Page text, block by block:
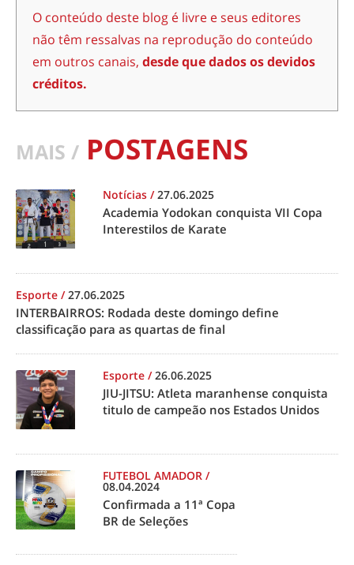
O conteúdo deste blog é livre e seus editores
não têm ressalvas na reprodução do conteúdo
em outros canais, desde que dados os devidos
créditos.
MAIS / POSTAGENS
Notícias /27.06.2025
Academia Yodokan conquista VII Copa
Interestilos de Karate
Esporte /27.06.2025
INTERBAIRROS: Rodada deste domingo define
classificação para as quartas de final
Esporte /26.06.2025
JIU-JITSU: Atleta maranhense conquista
titulo de campeão nos Estados Unidos
FUTEBOL AMADOR /
08.04.2024
Confirmada a 11ª Copa
BR de Seleções